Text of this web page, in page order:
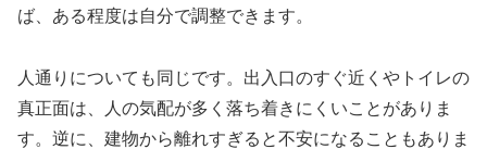
ば、ある程度は自分で調整できます。
人通りについても同じです。出入口のすぐ近くやトイレの
真正面は、人の気配が多く落ち着きにくいことがありま
す。逆に、建物から離れすぎると不安になることもありま